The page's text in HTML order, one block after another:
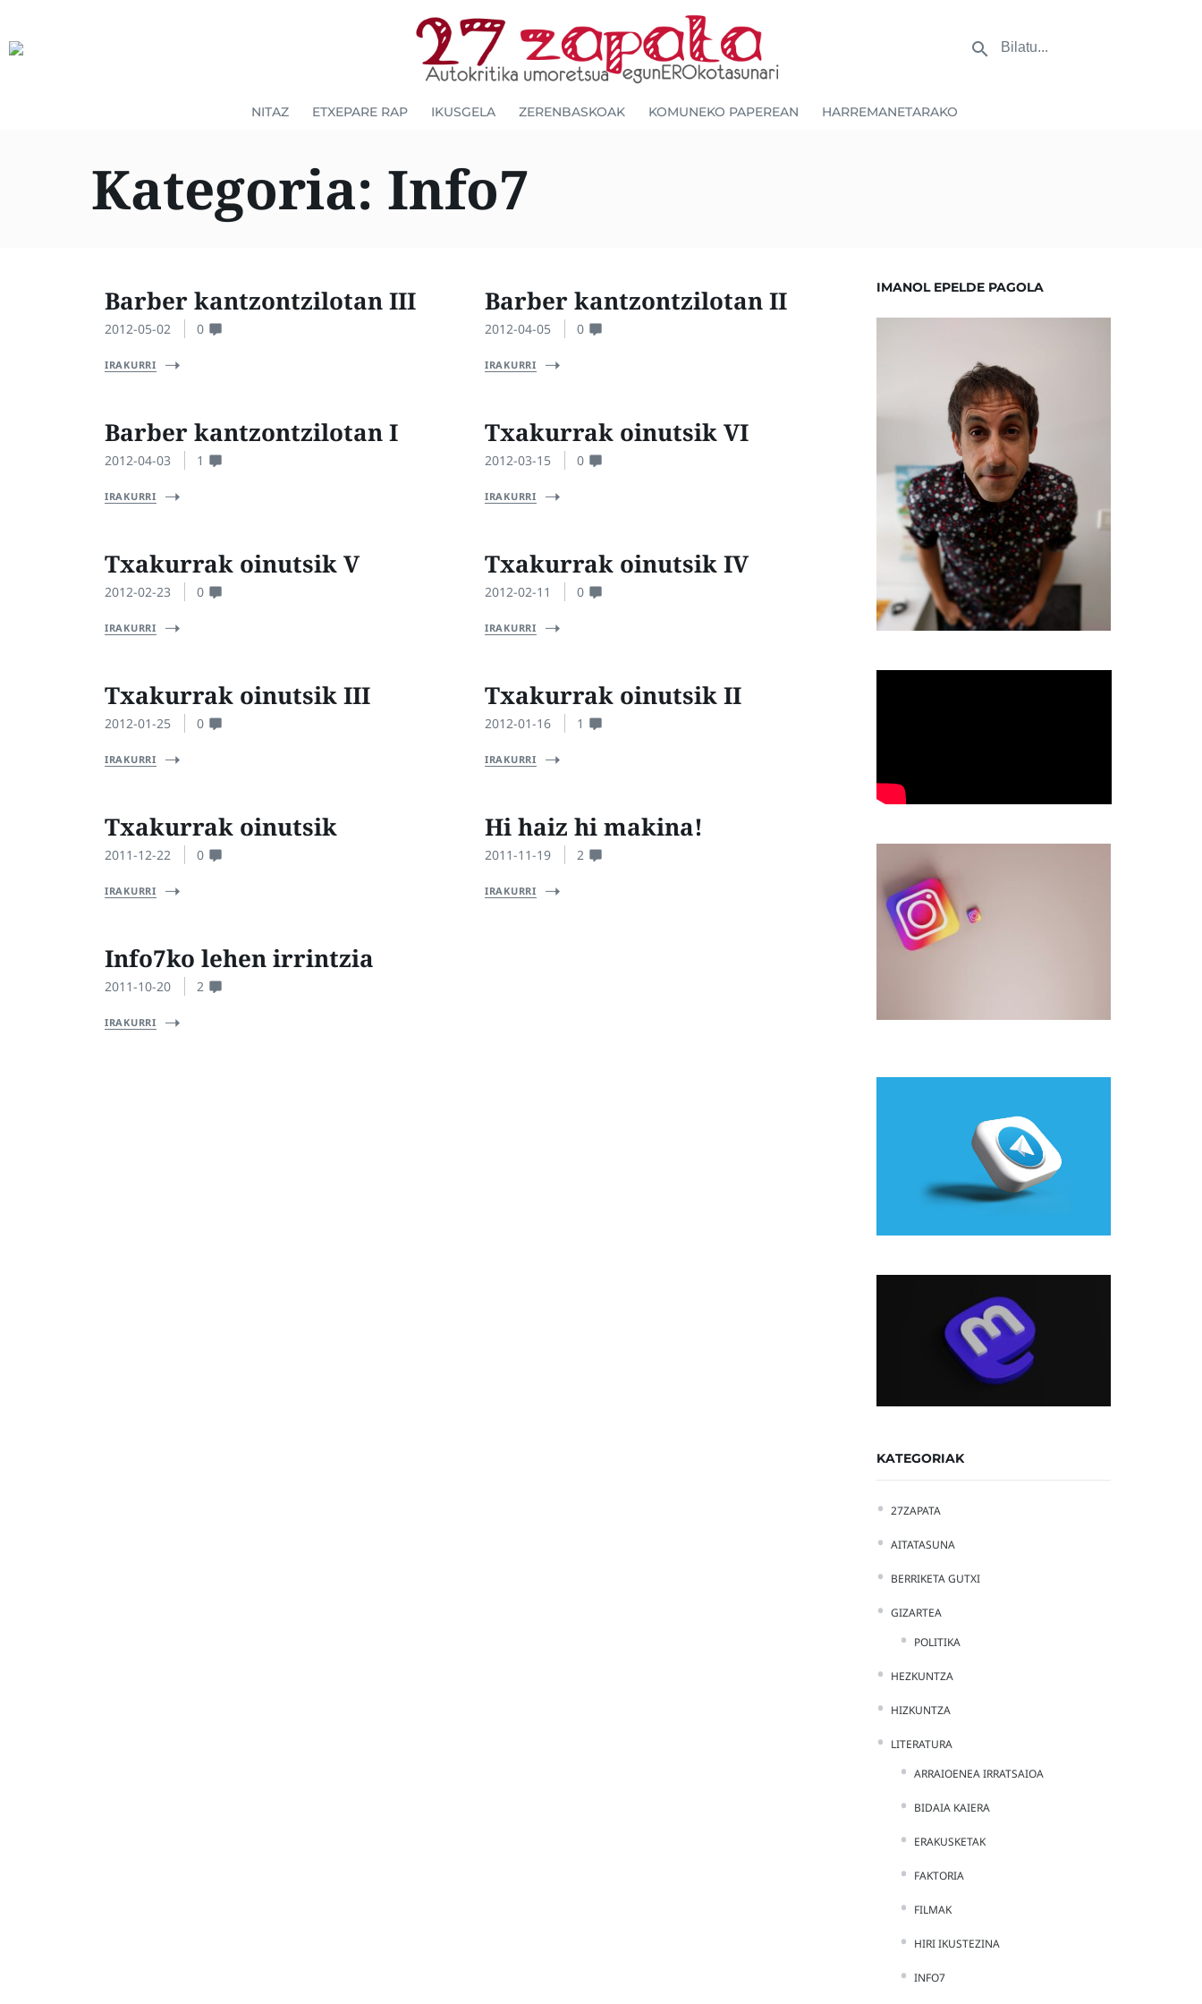
NITAZ ETXEPARE RAP IKUSGELA ZERENBASKOAK KOMUNEKO PAPEREAN HARREMANETARAKO
Kategoria: Info7
Barber kantzontzilotan III
2012-05-02 0
IRAKURRI
Barber kantzontzilotan II
2012-04-05 0
IRAKURRI
Barber kantzontzilotan I
2012-04-03 1
IRAKURRI
Txakurrak oinutsik VI
2012-03-15 0
IRAKURRI
Txakurrak oinutsik V
2012-02-23 0
IRAKURRI
Txakurrak oinutsik IV
2012-02-11 0
IRAKURRI
Txakurrak oinutsik III
2012-01-25 0
IRAKURRI
Txakurrak oinutsik II
2012-01-16 1
IRAKURRI
Txakurrak oinutsik
2011-12-22 0
IRAKURRI
Hi haiz hi makina!
2011-11-19 2
IRAKURRI
Info7ko lehen irrintzia
2011-10-20 2
IRAKURRI
IMANOL EPELDE PAGOLA
KATEGORIAK
27ZAPATA
AITATASUNA
BERRIKETA GUTXI
GIZARTEA
POLITIKA
HEZKUNTZA
HIZKUNTZA
LITERATURA
ARRAIOENEA IRRATSAIOA
BIDAIA KAIERA
ERAKUSKETAK
FAKTORIA
FILMAK
HIRI IKUSTEZINA
INFO7